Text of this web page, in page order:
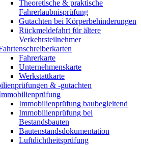
Theoretische & praktische
Fahrerlaubnisprüfung
Gutachten bei Körperbehinderungen
Rückmeldefahrt für ältere
Verkehrsteilnehmer
Fahrerkarte
Unternehmenskarte
Werkstattkarte
& -gutachten
Immobilienprüfung baubegleitend
Immobilienprüfung bei
Bestandsbauten
Bautenstandsdokumentation
Luftdichtheitsprüfung